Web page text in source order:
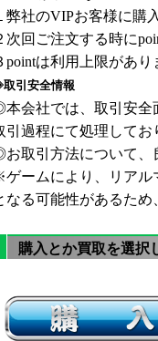
弊社のVIPお客様に購
次回ご注文する時に
pointは利用上限があ
引安全情報
会社では、取引安全
引過程にて処理してお
取引方法について、
ームにより、リアル
なる可能性があるた
購入とか買取を選択